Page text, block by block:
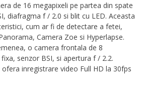
de 16 megapixeli pe partea din spate
diafragma f / 2.0 si blit cu LED. Aceasta
cum ar fi de detectare a fetei,
Camera Zoe si Hyperlapse.
o camera frontala de 8
senzor BSI, si apertura f / 2.2.
inregistrare video Full HD la 30fps